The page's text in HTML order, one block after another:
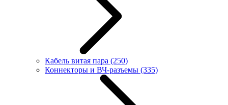
Кабель витая пара (250)
Коннекторы и ВЧ-разъемы (335)